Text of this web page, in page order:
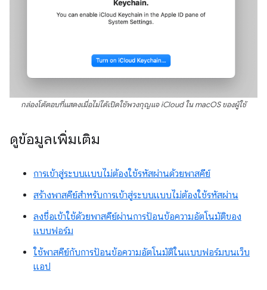
กล่องโต้ตอบที่แสดงเมื่อไม่ได้เปิดใช้พวงกุญแจ iCloud ใน macOS ของผู้ใช้
ดูข้อมูลเพิ่มเติม
การเข้าสู่ระบบแบบไม่ต้องใช้รหัสผ่านด้วยพาสคีย์
สร้างพาสคีย์สำหรับการเข้าสู่ระบบแบบไม่ต้องใช้รหัสผ่าน
ลงชื่อเข้าใช้ด้วยพาสคีย์ผ่านการป้อนข้อความอัตโนมัติของ
แบบฟอร์ม
ใช้พาสคีย์กับการป้อนข้อความอัตโนมัติในแบบฟอร์มบนเว็บ
แอป